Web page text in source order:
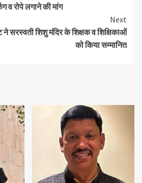
व रोपे लगाने की मांग
Next
सरस्वती शिशु मंदिर के शिक्षक व शिक्षिकाओं
को किया सम्मानित